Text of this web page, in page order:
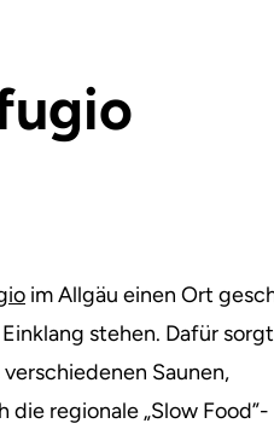
im Allgäu einen Ort
stehen. Dafür
Saunen,
regionale „Slow Food”-